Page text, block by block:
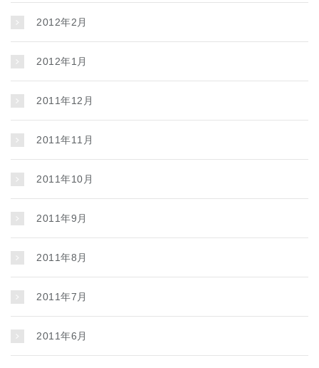
2012年2月
2012年1月
2011年12月
2011年11月
2011年10月
2011年9月
2011年8月
2011年7月
2011年6月